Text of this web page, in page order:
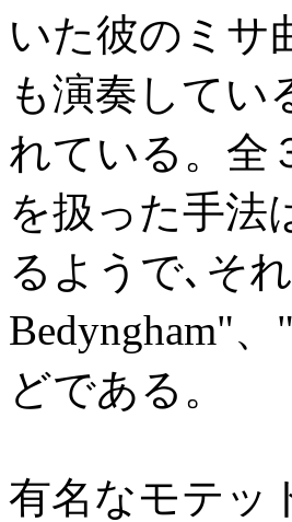
いた彼のミサ
も演奏してい
れている。全
を扱った手法
るようで､そ
Bedyngham"
どである。
有名なモテッ